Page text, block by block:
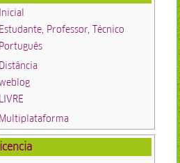
Inicial
Estudante, Professor, Técnico
Português
Distância
weblog
LIVRE
Multiplataforma